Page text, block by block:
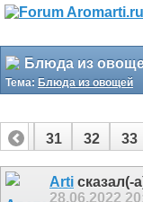
Блюда из
Тема: Блюда из овощей
30 31 32 33
Arti сказал(-
28.06.2022